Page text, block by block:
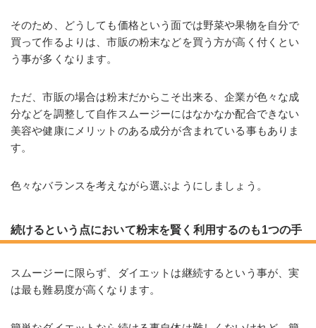
そのため、どうしても価格という面では野菜や果物を自分で
買って作るよりは、市販の粉末などを買う方が高く付くとい
う事が多くなります。
ただ、市販の場合は粉末だからこそ出来る、企業が色々な成
分などを調整して自作スムージーにはなかなか配合できない
美容や健康にメリットのある成分が含まれている事もありま
す。
色々なバランスを考えながら選ぶようにしましょう。
続けるという点において粉末を賢く利用するのも1つの手
スムージーに限らず、ダイエットは継続するという事が、実
は最も難易度が高くなります。